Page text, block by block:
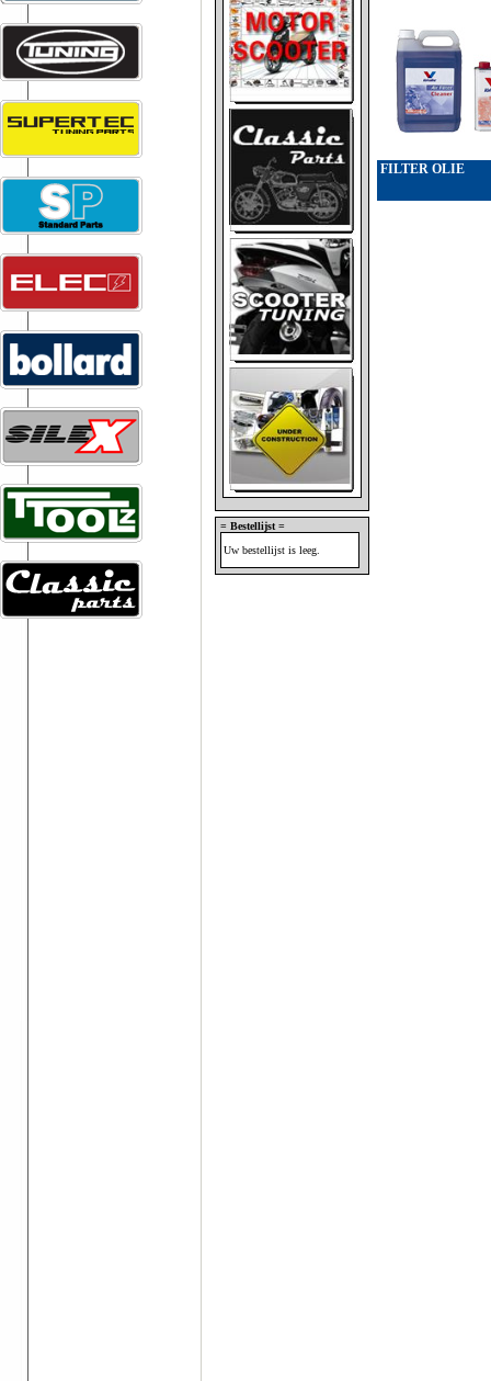
= Bestellijst =
Uw bestellijst is leeg.
FILTER OLIE